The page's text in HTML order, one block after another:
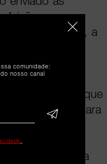
num
a conversa, a
um QR Code que
a interação para
de convívio
Este
continuem a
comunidade:
nosso canal
.